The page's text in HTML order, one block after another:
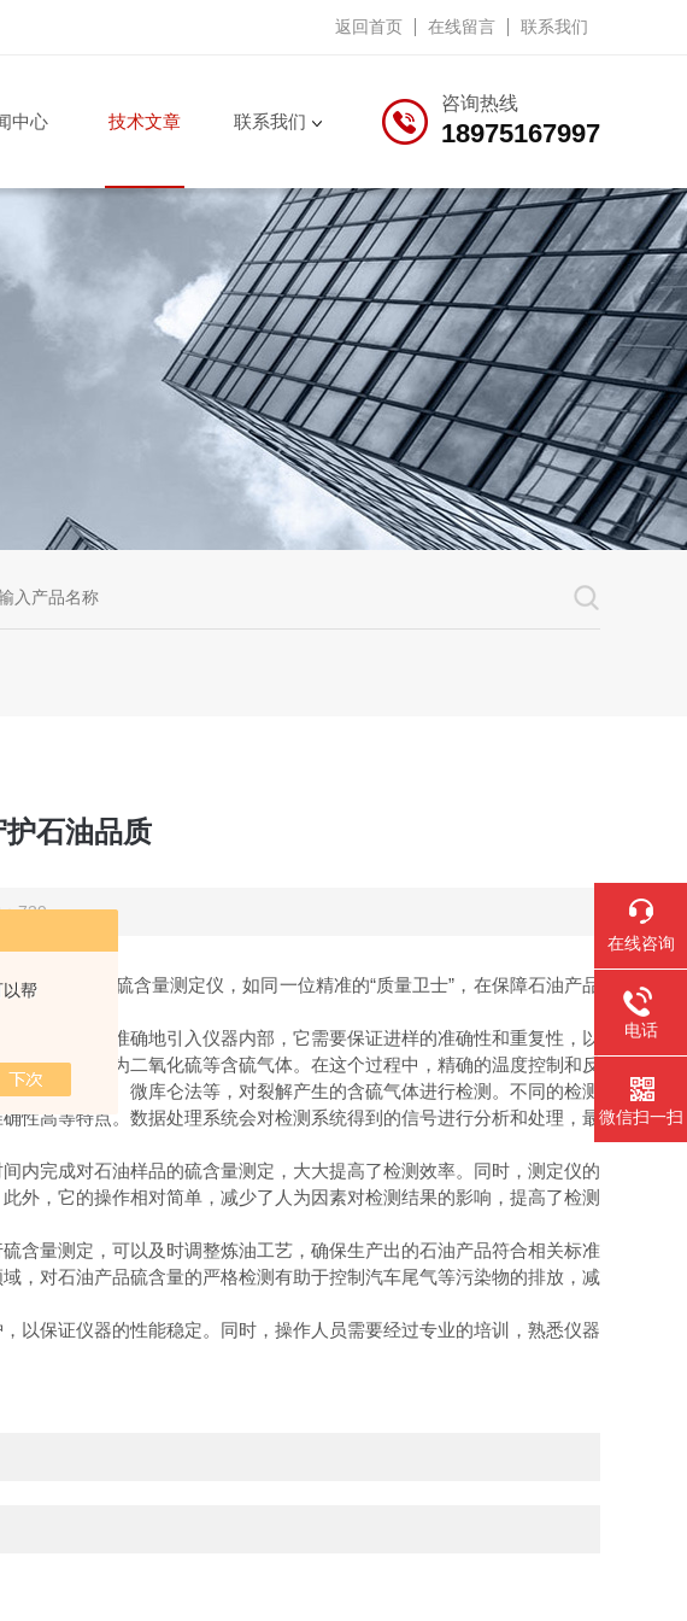
以帮
返回首页 在线留言 联系我们
咨询热线
18975167997
中心 技术文章 联系我们
石油品质
739
石油产品硫含量测定仪，如同一位精准的“质量卫士”，在保障石油产品
将石油样品准确地引入仪器内部，它需要保证进样的准确性和重复性，以
硫元素转化为二氧化硫等含硫气体。在这个过程中，精确的温度控制和反
紫外荧光法、微库仑法等，对裂解产生的含硫气体进行检测。不同的检测
性高等特点。数据处理系统会对检测系统得到的信号进行分析和处理，最
完成对石油样品的硫含量测定，大大提高了检测效率。同时，测定仪的
外，它的操作相对简单，减少了人为因素对检测结果的影响，提高了检测
量测定，可以及时调整炼油工艺，确保生产出的石油产品符合相关标准
，对石油产品硫含量的严格检测有助于控制汽车尾气等污染物的排放，减
保证仪器的性能稳定。同时，操作人员需要经过专业的培训，熟悉仪器
在线咨询
电话
微信扫一扫